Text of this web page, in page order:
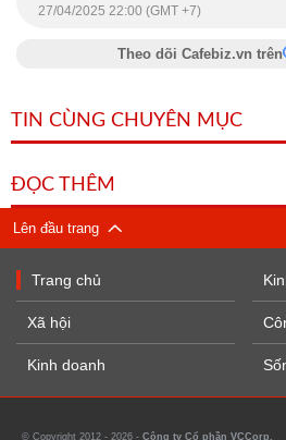
27/04/2025 22:00 (GMT +7)
Theo dõi Cafebiz.vn trên
TIN CÙNG CHUYÊN MỤC
ĐỌC THÊM
Lên đầu trang
Trang chủ
Xã hội
Kinh doanh
© Copyright 2012 - 2026 - Công ty Cổ phần VCCorp.